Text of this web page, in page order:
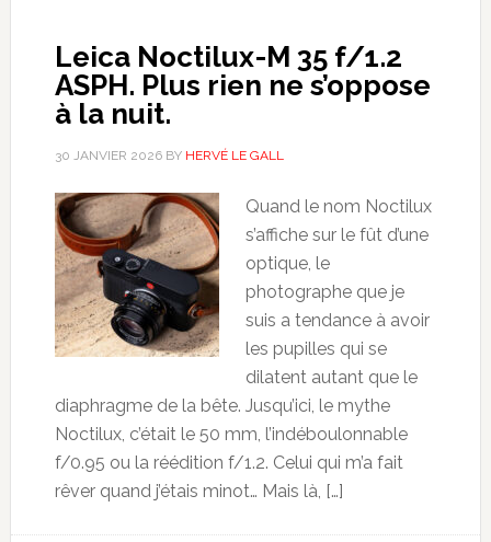
Leica Noctilux-M 35 f/1.2
ASPH. Plus rien ne s’oppose
à la nuit.
30 JANVIER 2026BY HERVÉ LE GALL
Quand le nom Noctilux
s’affiche sur le fût d’une
optique, le
photographe que je
suis a tendance à avoir
les pupilles qui se
dilatent autant que le
diaphragme de la bête. Jusqu’ici, le mythe
Noctilux, c’était le 50 mm, l’indéboulonnable
f/0.95 ou la réédition f/1.2. Celui qui m’a fait
rêver quand j’étais minot… Mais là, […]